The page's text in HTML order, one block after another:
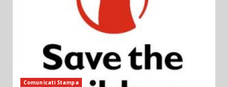
Comunicati Stampa